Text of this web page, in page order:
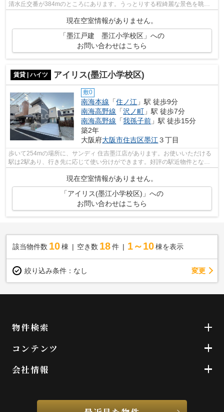
清水丘交番が384mのところにあります。うっとりする程綺麗な景色を眺め
現在空室情報がありません。
「墨江戸建 墨江小学校区」への
お問い合わせはこちら
賃貸 | ハイツ アイリス(墨江小学校区)
敷0
南海本線 「住ノ江 」駅 徒歩9分
南海高野線 「沢ノ町 」駅 徒歩7分
南海高野線 「我孫子前 」駅 徒歩15分
築2年
大阪府大阪市住吉区墨江 ３丁目
歩いて254mの場所に、サンディ 住吉墨江店があります。お使いいただける
駅は2駅あり、行き先に応じて使い分けができます。好評の駅近物件となっ
ており、駅より徒歩7分に立地しています...
現在空室情報がありません。
「アイリス(墨江小学校区)」への
お問い合わせはこちら
該当物件数 10棟 空き数 18 件 1～10 棟を表示
絞り込み条件： なし 変更
物件検索
コンテンツ
会社情報